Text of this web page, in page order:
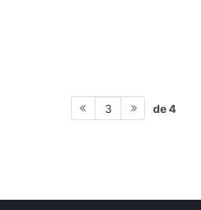
3 de 4